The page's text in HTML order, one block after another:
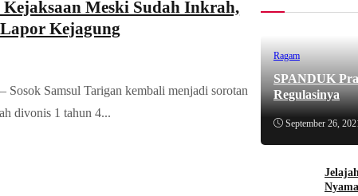
Kejaksaan Meski Sudah Inkrah,
Kejagung
Sosok Samsul Tarigan kembali menjadi sorotan
divonis 1 tahun 4...
Ragam
SPANDUK
Regulasinya
September 26,